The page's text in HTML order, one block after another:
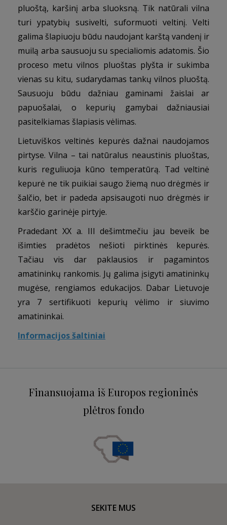
pluoštą, karšinį arba sluoksną. Tik natūrali vilna
turi ypatybių susivelti, suformuoti veltinį. Velti
galima šlapiuoju būdu naudojant karštą vandenį ir
muilą arba sausuoju su specialiomis adatomis. Šio
proceso metu vilnos pluoštas plyšta ir sukimba
vienas su kitu, sudarydamas tankų vilnos pluoštą.
Sausuoju būdu dažniau gaminami žaislai ar
papuošalai, o kepurių gamybai dažniausiai
pasitelkiamas šlapiasis vėlimas.
Lietuviškos veltinės kepurės dažnai naudojamos
pirtyse. Vilna – tai natūralus neaustinis pluoštas,
kuris reguliuoja kūno temperatūrą. Tad veltinė
kepurė ne tik puikiai saugo žiemą nuo drėgmės ir
šalčio, bet ir padeda apsisaugoti nuo drėgmės ir
karščio garinėje pirtyje.
Pradedant XX a. III dešimtmečiu jau beveik be
išimties pradėtos nešioti pirktinės kepurės.
Tačiau vis dar paklausios ir pagamintos
amatininkų rankomis. Jų galima įsigyti amatininkų
mugėse, rengiamos edukacijos. Dabar Lietuvoje
yra 7 sertifikuoti kepurių vėlimo ir siuvimo
amatininkai.
Informacijos šaltiniai
Finansuojama iš Europos regioninės
plėtros fondo
SEKITE MUS